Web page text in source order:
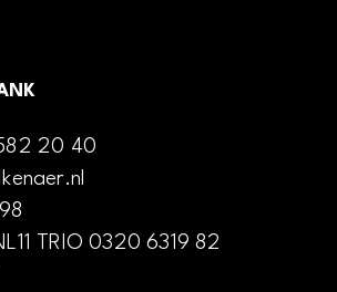
20 40
TRIO 0320 6319 82